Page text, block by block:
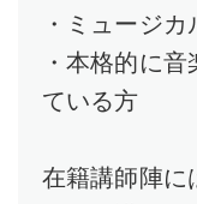
・ミュージ
・本格的に
ている方
在籍講師陣に